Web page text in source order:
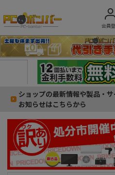
会員
ショップの最新情報や製品・
お知らせはこちらから